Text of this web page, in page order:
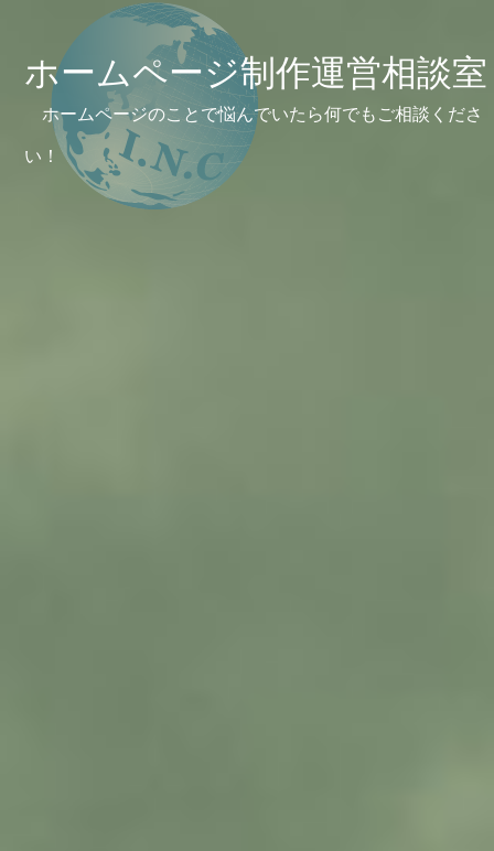
ホームページ制作運営相談室
ホームページのことで悩んでいたら何でもご相談くださ
い！